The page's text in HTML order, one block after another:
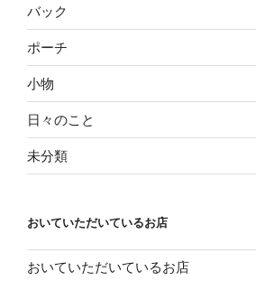
バック
ポーチ
小物
日々のこと
未分類
おいていただいているお店
おいていただいているお店